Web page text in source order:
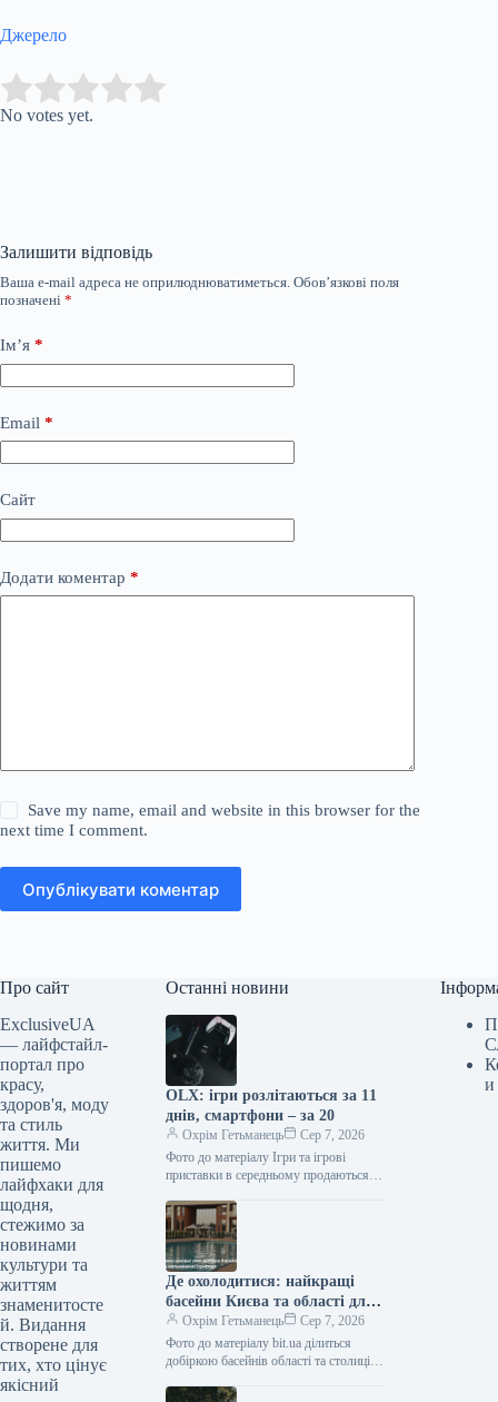
Джерело
Rate this item:
No votes yet.
Залишити відповідь
Ваша e-mail адреса не оприлюднюватиметься. Обов’язкові поля
позначені *
Ім’я *
Email *
Сайт
Додати коментар *
Save my name, email and website in this browser for the
next time I comment.
Опублікувати коментар
Про сайт
ExclusiveUA
— лайфстайл-
портал про
красу,
здоров'я, моду
та стиль
життя. Ми
пишемо
лайфхаки для
щодня,
стежимо за
новинами
культури та
життям
знаменитосте
й. Видання
створене для
тих, хто цінує
якісний
Останні новини
OLX: ігри розлітаються за 11
днів, смартфони – за 20
Охрім Гетьманець
Сер 7, 2026
Фото до матеріалу Ігри та ігрові
приставки в середньому продаються на
для дому…
Де охолодитися: найкращі
басейни Києва та області для
літнього відпочинку
Охрім Гетьманець
Сер 7, 2026
Фото до матеріалу bit.ua ділиться
добіркою басейнів області та столиці
відпочинку на вихідні цього літа.…
и